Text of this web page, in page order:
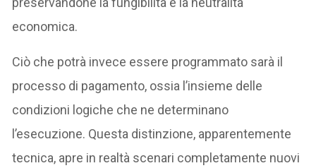
economica.
Ciò che potrà invece essere programmato sarà il
processo di pagamento, ossia l’insieme delle
condizioni logiche che ne determinano
l’esecuzione. Questa distinzione, apparentemente
tecnica, apre in realtà scenari completamente nuovi